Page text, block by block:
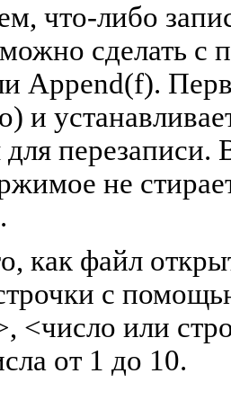
что-либо
сделать
Append(f).
и
для
не
как файл
с
<число или
от 1 до 10.